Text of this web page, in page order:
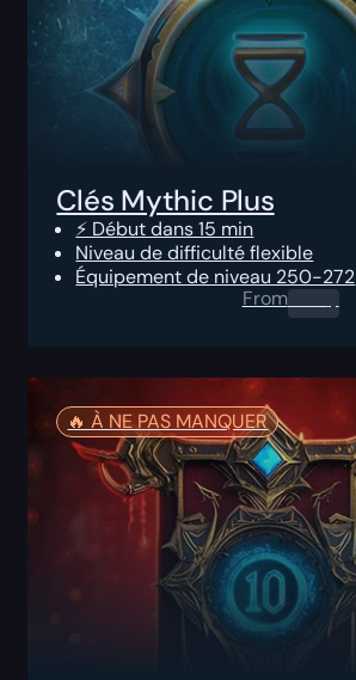
Clés Mythic Plus
⚡ Début dans 15 min
Niveau de difficulté flexible
Équipement de niveau 250-272
From0.00 $
🔥️ À NE PAS MANQUER